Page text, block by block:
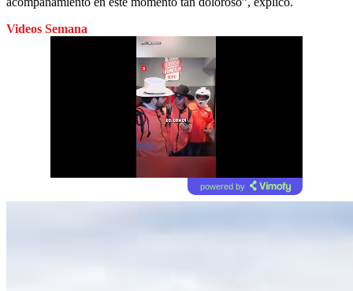
Videos Semana
powered by